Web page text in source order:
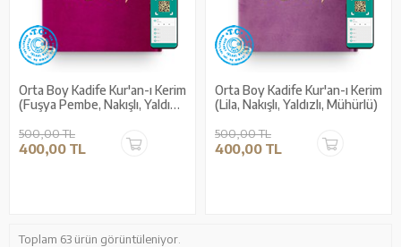
Orta Boy Kadife Kur'an-ı Kerim
(Fuşya Pembe, Nakışlı, Yaldızlı,
500,00 TL
400,00 TL
Orta Boy Kadife Kur'an-ı Kerim
(Lila, Nakışlı, Yaldızlı, Mühürlü)
500,00 TL
400,00 TL
Toplam 63 ürün görüntüleniyor.